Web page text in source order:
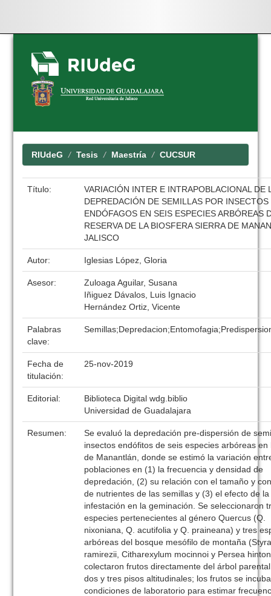
Skip
navigation
RIUdeG Tesis Maestría CUCSUR
Título:
VARIACIÓN INTER E INTRAPOBLACIONAL DE
DEPREDACIÓN DE SEMILLAS POR INSECTOS
ENDÓFAGOS EN SEIS ESPECIES ARBÓREAS
RESERVA DE LA BIOSFERA SIERRA DE
JALISCO
Autor: Iglesias López, Gloria
Asesor:
Zuloaga Aguilar, Susana
Iñiguez Dávalos, Luis Ignacio
Hernández Ortiz, Vicente
Palabras
clave:
Fecha de
titulación:
25-nov-2019
Editorial:
Biblioteca Digital wdg.biblio
Universidad de Guadalajara
Resumen:
Se evaluó la depredación pre-dispersión de
insectos endófitos de seis especies arbóreas en
de Manantlán, donde se estimó la variación
poblaciones en (1) la frecuencia y densidad de
depredación, (2) su relación con el tamaño y
de nutrientes de las semillas y (3) el efecto de la
infestación en la geminación. Se seleccionaron
especies pertenecientes al género Quercus (Q.
nixoniana, Q. acutifolia y Q. praineana) y tres
arbóreas del bosque mesófilo de montaña
ramirezii, Citharexylum mocinnoi y Persea
colectaron frutos directamente del árbol
dos y tres pisos altitudinales; los frutos se
condiciones de laboratorio para estimar